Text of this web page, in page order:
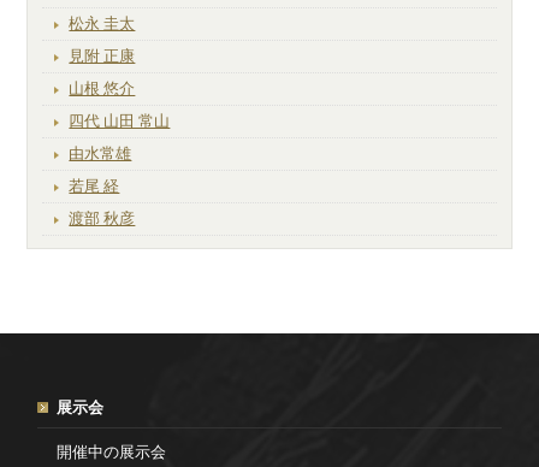
松永 圭太
見附 正康
山根 悠介
四代 山田 常山
由水常雄
若尾 経
渡部 秋彦
展示会
開催中の展示会